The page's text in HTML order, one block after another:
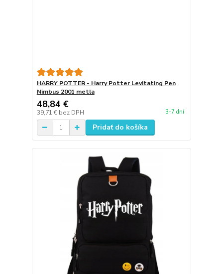
HARRY POTTER - Harry Potter Levitating Pen
Nimbus 2001 metla
48,84 €
39,71 € bez DPH 3-7 dní
Pridať do košíka